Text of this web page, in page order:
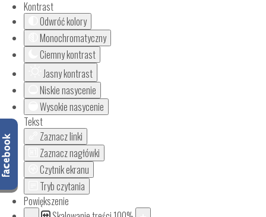
Kontrast
Odwróć kolory
Monochromatyczny
Ciemny kontrast
Jasny kontrast
Niskie nasycenie
Wysokie nasycenie
Tekst
Zaznacz linki
Zaznacz nagłówki
Czytnik ekranu
Tryb czytania
Powiększenie